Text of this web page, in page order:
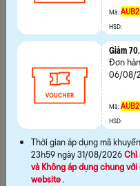
Hướng dẫn chọn size
THÊM
Mã:
HSD:
Giảm
Đơn
06/08/
Mã:
HSD:
Thời gian áp dụng mã
23h59 ngày 31/08/2026Chỉ
và Không áp dụng chung
website.